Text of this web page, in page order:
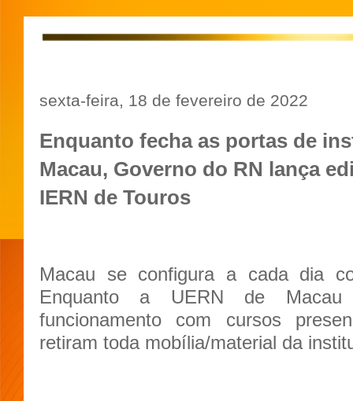
sexta-feira, 18 de fevereiro de 2022
Enquanto fecha as portas de
Macau, Governo do RN lança
IERN de Touros
Macau se configura a cada dia
Enquanto a UERN de
funcionamento com cursos
retiram toda mobília/material da